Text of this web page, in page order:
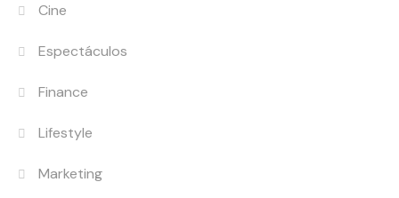
Cine
Espectáculos
Finance
Lifestyle
Marketing